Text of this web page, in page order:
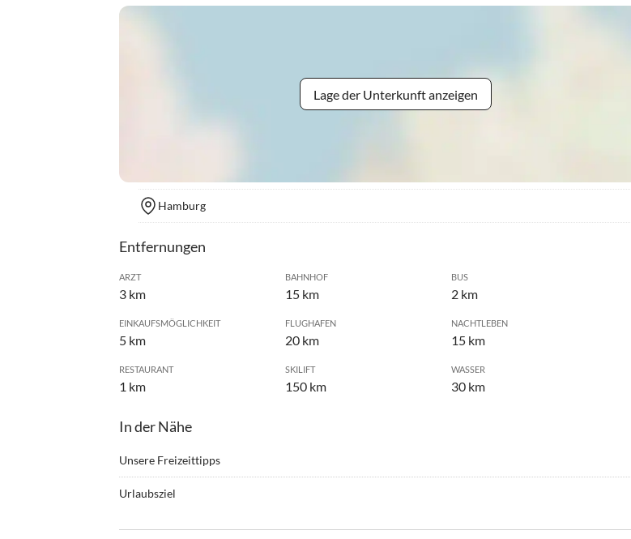
Lage der Unterkunft anzeigen
Hamburg
Entfernungen
ARZT
3 km
BAHNHOF
15 km
BUS
2 km
EINKAUFSMÖGLICHKEIT
5 km
FLUGHAFEN
20 km
NACHTLEBEN
15 km
RESTAURANT
1 km
SKILIFT
150 km
WASSER
30 km
In der Nähe
Unsere Freizeittipps
Urlaubsziel
teilweise auf das 17. Jahrhundert zurückgehen. Von hier aus hat man einen herrlichen Ausblick auf das